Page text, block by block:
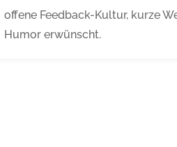
offene Feedback-Kultur, kurze
Humor erwünscht.